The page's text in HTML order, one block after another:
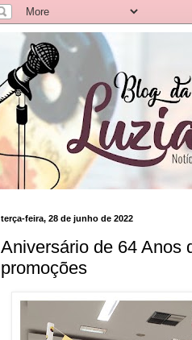
terça-feira, 28 de junho de 2022
Aniversário de 64 Anos
promoções